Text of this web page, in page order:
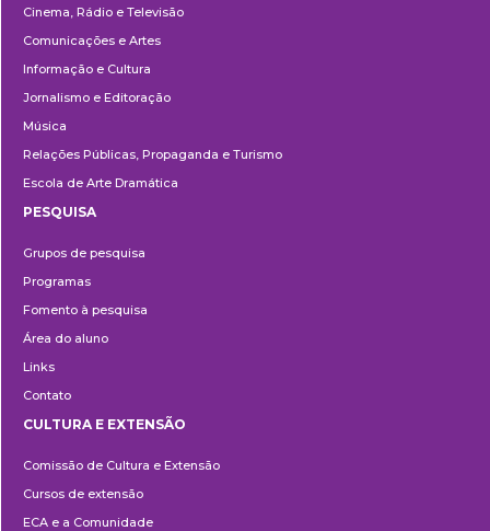
Cinema, Rádio e Televisão
Comunicações e Artes
Informação e Cultura
Jornalismo e Editoração
Música
Relações Públicas, Propaganda e Turismo
Escola de Arte Dramática
PESQUISA
Grupos de pesquisa
Programas
Fomento à pesquisa
Área do aluno
Links
Contato
e
Extensão
CULTURA E EXTENSÃO
Comissão de Cultura e Extensão
Cursos de extensão
ECA e a Comunidade